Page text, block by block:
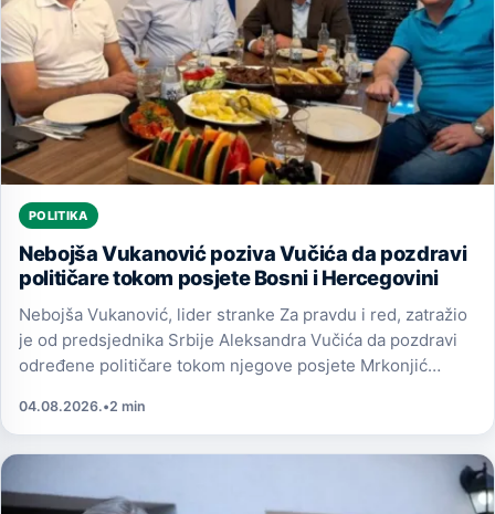
POLITIKA
Nebojša Vukanović poziva Vučića da pozdravi
političare tokom posjete Bosni i Hercegovini
Nebojša Vukanović, lider stranke Za pravdu i red, zatražio
je od predsjednika Srbije Aleksandra Vučića da pozdravi
određene političare tokom njegove posjete Mrkonjić
04.08.2026.•2 min